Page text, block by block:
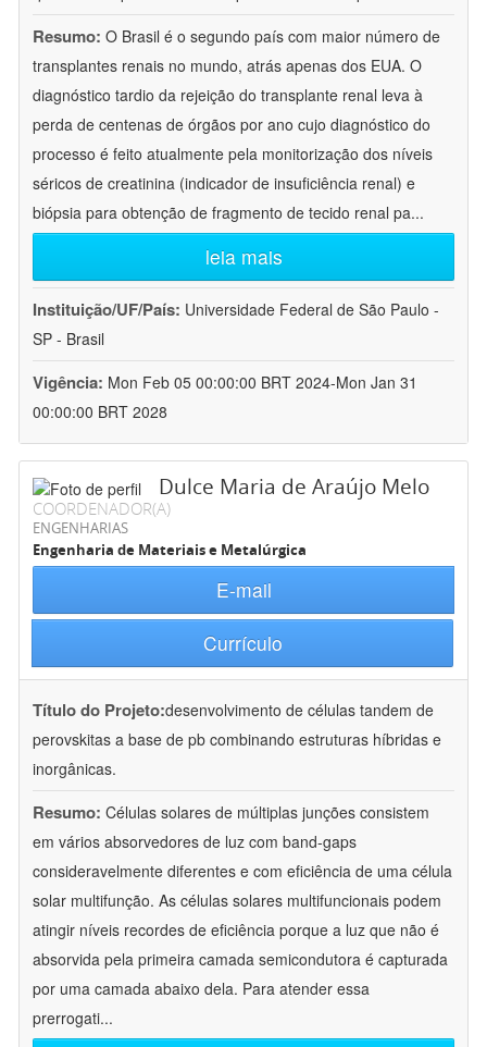
Resumo: O Brasil é o segundo país com maior número de
transplantes renais no mundo, atrás apenas dos EUA. O
diagnóstico tardio da rejeição do transplante renal leva à
perda de centenas de órgãos por ano cujo diagnóstico do
processo é feito atualmente pela monitorização dos níveis
séricos de creatinina (indicador de insuficiência renal) e
biópsia para obtenção de fragmento de tecido renal pa...
leia mais
Instituição/UF/País: Universidade Federal de São Paulo -
SP - Brasil
Vigência: Mon Feb 05 00:00:00 BRT 2024-Mon Jan 31
00:00:00 BRT 2028
Dulce Maria de Araújo Melo
COORDENADOR(A)
ENGENHARIAS
Engenharia de Materiais e Metalúrgica
E-mail
Currículo
Título do Projeto:desenvolvimento de células tandem de
perovskitas a base de pb combinando estruturas híbridas e
inorgânicas.
Resumo: Células solares de múltiplas junções consistem
em vários absorvedores de luz com band-gaps
consideravelmente diferentes e com eficiência de uma célula
solar multifunção. As células solares multifuncionais podem
atingir níveis recordes de eficiência porque a luz que não é
absorvida pela primeira camada semicondutora é capturada
por uma camada abaixo dela. Para atender essa
prerrogati...